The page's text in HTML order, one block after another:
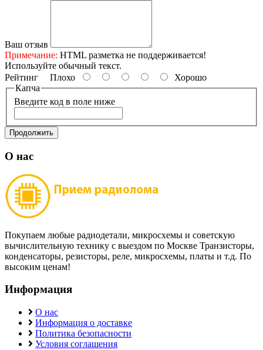
Ваш отзыв
Примечание: HTML разметка не поддерживается!
Используйте обычный текст.
Рейтинг Плохо
Хорошо
Капча
Введите код в поле ниже
Продолжить
О нас
Покупаем любые радиодетали, микросхемы и советскую
вычислительную технику с выездом по Москве Транзисторы,
конденсаторы, резисторы, реле, микросхемы, платы и т.д. По
высоким ценам!
Информация
О нас
Информация о доставке
Политика безопасности
Условия соглашения